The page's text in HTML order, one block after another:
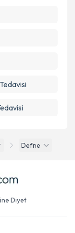
Defne
Diyet